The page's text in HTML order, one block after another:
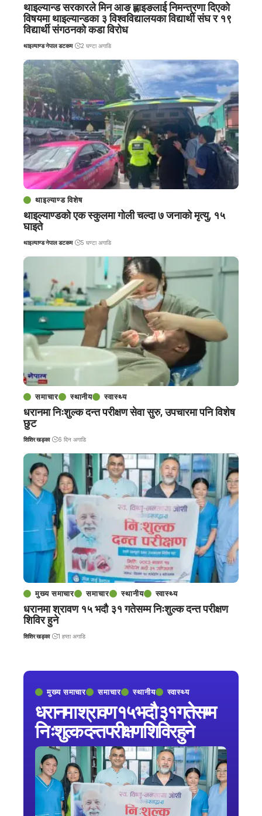
मुख्य समाचार समाचार स्थानीय स्वास्थ्य
धरानमा श्रावण १५ भदौ ३१ गतेसम्म
निःशुल्क दन्त परीक्षण शिविर हुने
थाइल्यान्ड सरकारले मिन आङ ह्लाइङलाई निमन्त्रणा दिएको
विषयमा थाइल्यान्डका ३ विश्वविद्यालयका विद्यार्थी संघ र १९
विद्यार्थी संगठनको कडा विरोध
थाइल्याण्ड नेपाल डटकम 2 घण्टा अगाडि
थाइल्याण्ड विशेष
थाइल्याण्डको एक स्कुलमा गोली चल्दा ७ जनाको मृत्यु, १५
घाइते
थाइल्याण्ड नेपाल डटकम 5 घण्टा अगाडि
समाचार स्थानीय स्वास्थ्य
धरानमा निःशुल्क दन्त परीक्षण सेवा सुरु, उपचारमा पनि विशेष
छुट
शिशिर खड्का 6 दिन अगाडि
मुख्य समाचार समाचार स्थानीय स्वास्थ्य
धरानमा श्रावण १५ भदौ ३१ गतेसम्म निःशुल्क दन्त परीक्षण
शिविर हुने
शिशिर खड्का 1 हप्ता अगाडि